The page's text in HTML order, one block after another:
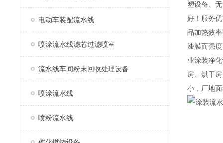
电动车装配流水线
喷涂流水线滤芯过滤喷室
流水线车间粉末回收处理设备
喷涂流水线
喷粉流水线
塑设备、
好！服务
品加热效
漆膜而强
业涂装净
房、烘干
小，厂地